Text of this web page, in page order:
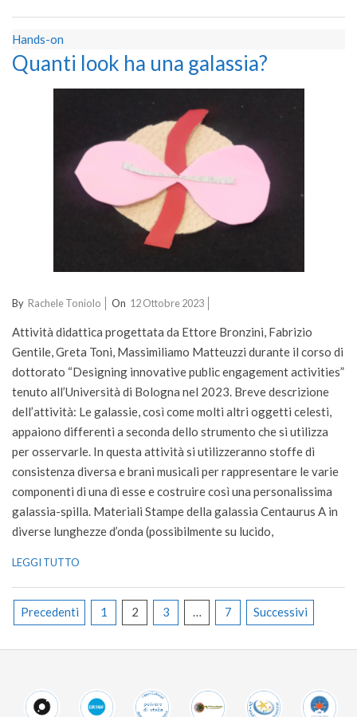
Hands-on
Quanti look ha una galassia?
2023-
12
By Rachele Toniolo On 12 Ottobre 2023
Attività didattica progettata da Ettore Bronzini, Fabrizio
Gentile, Greta Toni, Massimiliamo Matteuzzi durante il corso di
dottorato “Designing innovative public engagement activities”
tenuto all’Università di Bologna nel 2023. Breve descrizione
dell’attività: Le galassie, così come molti altri oggetti celesti,
appaiono differenti a seconda dello strumento che si utilizza
per osservarle. In questa attività si utilizzeranno stoffe di
consistenza diversa e brani musicali per rappresentare le varie
componenti di una di esse e costruire così una personalissima
galassia-spilla. Materiali Stampe della galassia Centaurus A in
diverse lunghezze d’onda (possibilmente su lucido,
LEGGI TUTTO
Paginazione
Precedenti 1 2 3 … 7 Successivi